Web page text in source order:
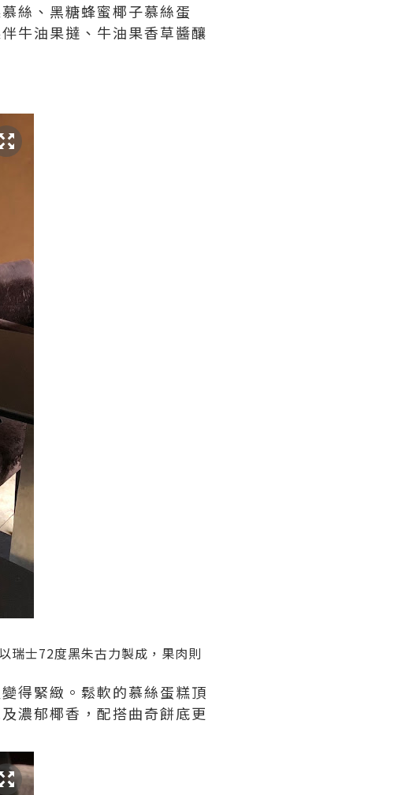
絲、黑糖蜂蜜椰子慕絲蛋
牛油果撻、牛油果香草醬釀
瑞士72度黑朱古力製成，果肉則
得緊緻。鬆軟的慕絲蛋糕頂
濃郁椰香，配搭曲奇餅底更